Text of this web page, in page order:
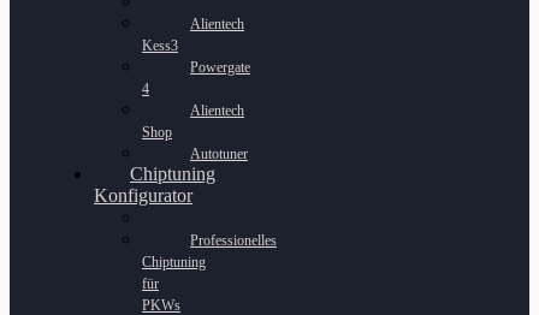
Alientech
Kess3
Powergate
4
Alientech
Shop
Autotuner
Chiptuning
Konfigurator
Professionelles
Chiptuning
für
PKWs